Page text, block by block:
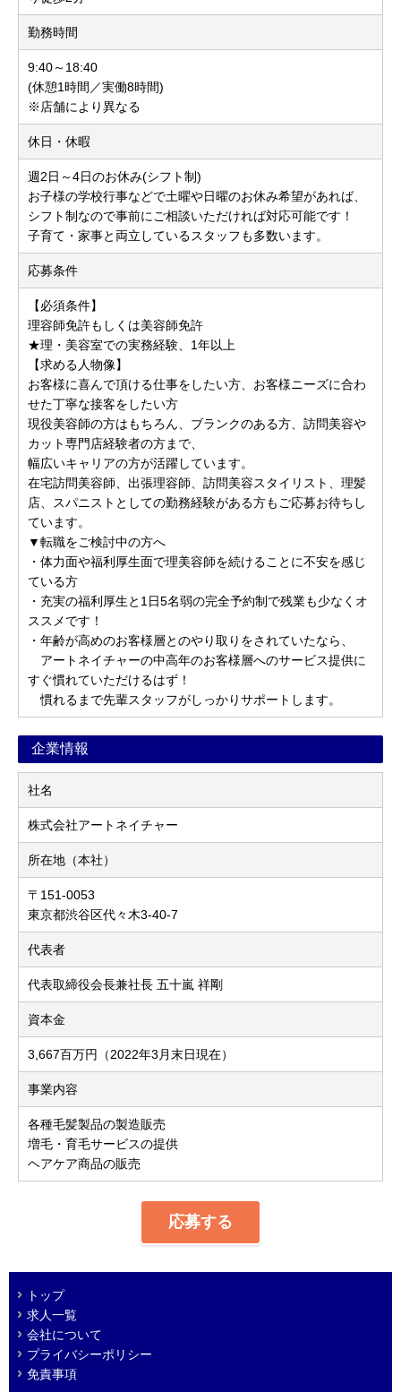
勤務時間
9:40～18:40
(休憩1時間／実働8時間)
※店舗により異なる
休日・休暇
週2日～4日のお休み(シフト制)
お子様の学校行事などで土曜や日曜のお休み希望があれば、
シフト制なので事前にご相談いただければ対応可能です！
子育て・家事と両立しているスタッフも多数います。
応募条件
【必須条件】
理容師免許もしくは美容師免許
★理・美容室での実務経験、1年以上
【求める人物像】
お客様に喜んで頂ける仕事をしたい方、お客様ニーズに合わ
せた丁寧な接客をしたい方
現役美容師の方はもちろん、ブランクのある方、訪問美容や
カット専門店経験者の方まで、
幅広いキャリアの方が活躍しています。
在宅訪問美容師、出張理容師、訪問美容スタイリスト、理髪
店、スパニストとしての勤務経験がある方もご応募お待ちし
ています。
▼転職をご検討中の方へ
・体力面や福利厚生面で理美容師を続けることに不安を感じ
ている方
・充実の福利厚生と1日5名弱の完全予約制で残業も少なくオ
ススメです！
・年齢が高めのお客様層とのやり取りをされていたなら、
アートネイチャーの中高年のお客様層へのサービス提供に
すぐ慣れていただけるはず！
慣れるまで先輩スタッフがしっかりサポートします。
企業情報
社名
株式会社アートネイチャー
所在地（本社）
〒151-0053
東京都渋谷区代々木3-40-7
代表者
代表取締役会長兼社長 五十嵐 祥剛
資本金
3,667百万円（2022年3月末日現在）
事業内容
各種毛髪製品の製造販売
増毛・育毛サービスの提供
ヘアケア商品の販売
応募する
トップ
求人一覧
会社について
プライバシーポリシー
免責事項